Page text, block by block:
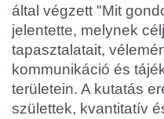
által végzett "Mit
jelentette, melynek
tapasztalatait,
kommunikáció és
területein. A kutatás
születtek, kvantitatív